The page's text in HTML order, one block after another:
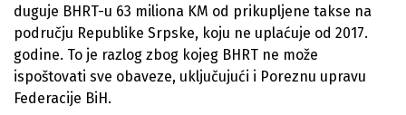
duguje BHRT-u 63 miliona KM od prikupljene takse na
području Republike Srpske, koju ne uplaćuje od 2017.
godine. To je razlog zbog kojeg BHRT ne može
ispoštovati sve obaveze, uključujući i Poreznu upravu
Federacije BiH.